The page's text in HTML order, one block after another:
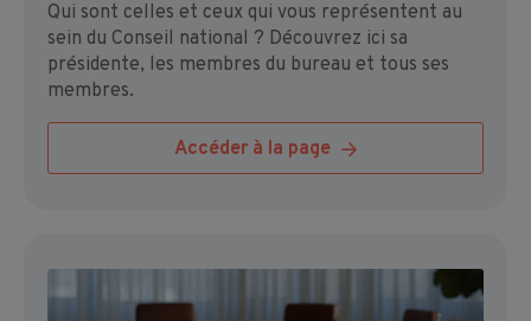
Qui sont celles et ceux qui vous représentent au
sein du Conseil national ? Découvrez ici sa
présidente, les membres du bureau et tous ses
membres.
Accéder à la page